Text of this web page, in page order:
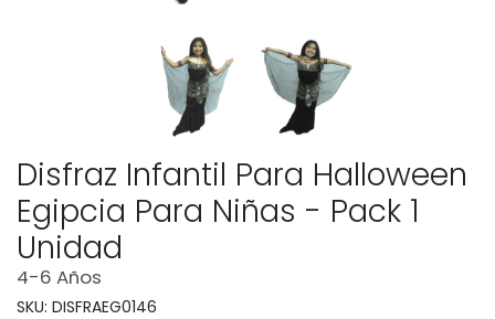
Disfraz Infantil Para Halloween
Egipcia Para Niñas - Pack 1
Unidad
4-6 Años
SKU: DISFRAEG0146